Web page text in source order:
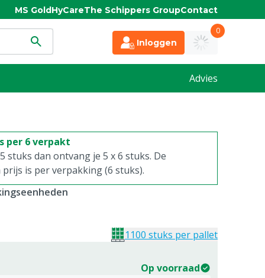
MS GoldHyCareThe Schippers GroupContact
Inloggen
0
Advies
per 6 verpakt
stuks dan ontvang je 5 x 6 stuks. De
is per verpakking (6 stuks).
Op voorraad
1100 stuks per pallet